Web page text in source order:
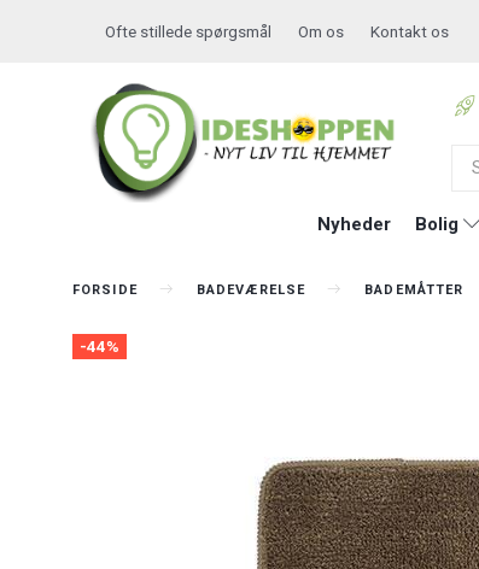
Ofte stillede spørgsmål Om os Kontakt os
Nyheder Bolig
FORSIDE BADEVÆRELSE BADEMÅTTER
-44%